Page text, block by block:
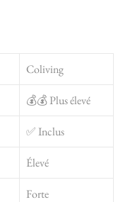
Coliving
💰💰 Plus élevé
✅ Inclus
Élevé
Forte